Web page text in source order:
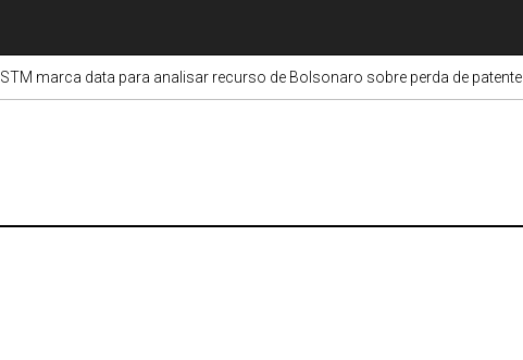
STM marca data para analisar recurso de Bolsonaro sobre perda de patente